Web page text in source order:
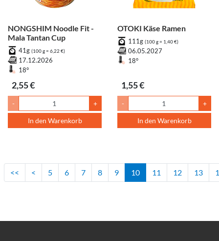
NONGSHIM Noodle Fit -
Mala Tantan Cup
41g (100 g = 6,22 €)
17.12.2026
18°
2,55 €
- +
In den Warenkorb
OTOKI Käse Ramen
111g (100 g = 1,40 €)
06.05.2027
18°
1,55 €
- +
In den Warenkorb
<< < 5 6 7 8 9 10 11 12 13